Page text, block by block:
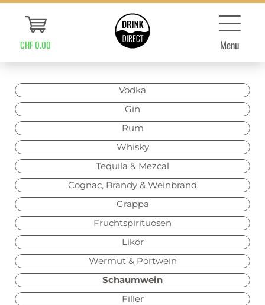
CHF 0.00 Menu
Vodka
Gin
Rum
Whisky
Tequila & Mezcal
Cognac, Brandy & Weinbrand
Grappa
Fruchtspirituosen
Likör
Wermut & Portwein
Schaumwein
Filler